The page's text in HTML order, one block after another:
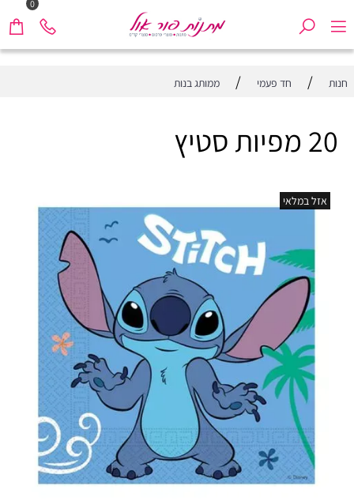
0
חנות / חד פעמי / ממותג בנות
20 מפיות סטיץ
אזל במלאי